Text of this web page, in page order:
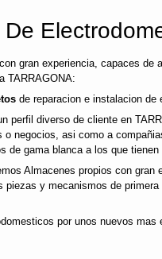
gran experiencia, capaces de
TARRAGONA:
de reparacion e instalacion
perfil diverso de cliente en
o negocios, asi como a
de gama blanca a los que tienen
Almacenes propios con gran
piezas y mecanismos de
por unos nuevos mas